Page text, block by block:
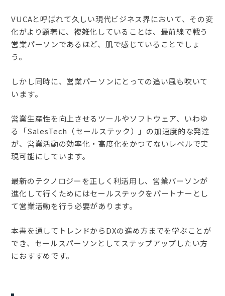
VUCAと呼ばれて久しい現代ビジネス界において、その変
化がより顕著に、複雑化していることは、最前線で戦う
営業パーソンであるほど、肌で感じていることでしょ
う。
しかし同時に、営業パーソンにとっての追い風も吹いて
います。
営業生産性を向上させるツールやソフトウェア、いわゆ
る「SalesTech（セールステック）」の加速度的な発達
が、営業活動の効率化・高度化をかつてないレベルで実
現可能にしています。
最新のテクノロジーを正しく利活用し、営業パーソンが
進化して行くためにはセールステックをパートナーとし
て営業活動を行う必要があります。
本書を通してトレンドからDXの進め方までを学ぶことが
でき、セールスパーソンとしてステップアップしたい方
におすすめです。